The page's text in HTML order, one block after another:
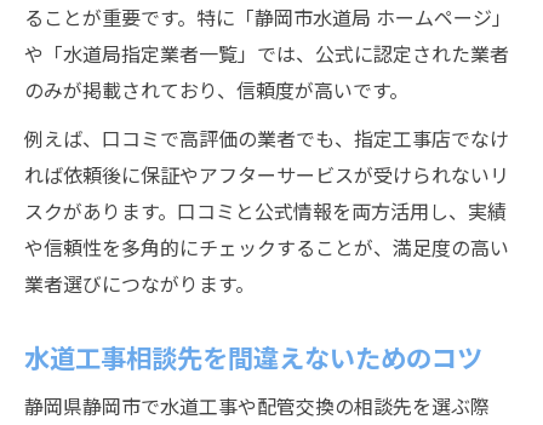
ることが重要です。特に「静岡市水道局 ホームページ」
や「水道局指定業者一覧」では、公式に認定された業者
のみが掲載されており、信頼度が高いです。
例えば、口コミで高評価の業者でも、指定工事店でなけ
れば依頼後に保証やアフターサービスが受けられないリ
スクがあります。口コミと公式情報を両方活用し、実績
や信頼性を多角的にチェックすることが、満足度の高い
業者選びにつながります。
水道工事相談先を間違えないためのコツ
静岡県静岡市で水道工事や配管交換の相談先を選ぶ際